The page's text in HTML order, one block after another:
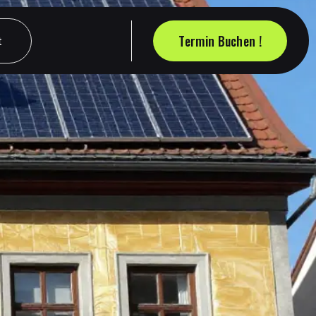
Termin Buchen !
Termin Buchen !